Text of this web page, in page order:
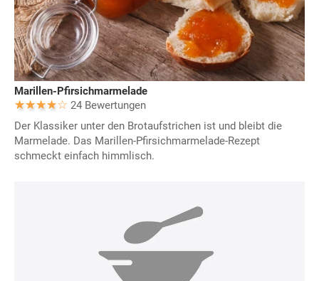
Marillen-Pfirsichmarmelade
24 Bewertungen
Der Klassiker unter den Brotaufstrichen ist und bleibt die
Marmelade. Das Marillen-Pfirsichmarmelade-Rezept
schmeckt einfach himmlisch.